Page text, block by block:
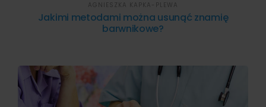
Jakimi metodami można usunąć znamię
barwnikowe?
AGNIESZKA KAPKA-PLEWA